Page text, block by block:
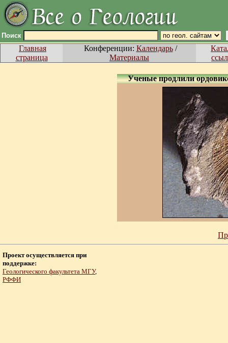
Поиск
Главная
страница
Конференции: Календарь/
Материалы
Ученые продлили
Проект осуществляется при
поддержке:
Геологического факультета МГУ,
РФФИ